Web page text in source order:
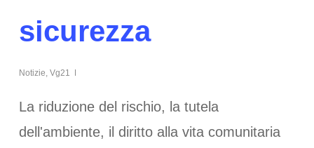
sicurezza
Notizie, Vg21
La riduzione del rischio, la tutela
dell'ambiente, il diritto alla vita comunitaria